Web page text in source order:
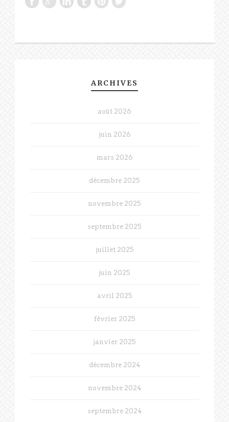
ARCHIVES
août 2026
juin 2026
mars 2026
décembre 2025
novembre 2025
septembre 2025
juillet 2025
juin 2025
avril 2025
février 2025
janvier 2025
décembre 2024
novembre 2024
septembre 2024